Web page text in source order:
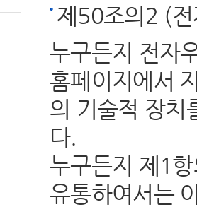
제50조의2 (
누구든지 전자
홈페이지에서
의 기술적 장치
다.
누구든지 제1
유통하여서는